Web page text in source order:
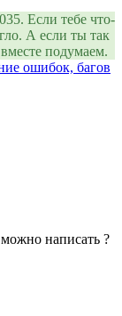
Если тебе что-
А если ты так
подумаем.
ошибок, багов
написать ?